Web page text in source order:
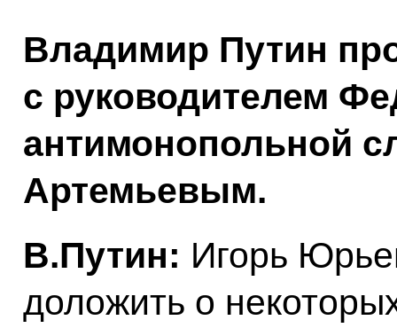
Владимир Путин
с руководителем
антимонопольной
Артемьевым.
В.Путин: Игорь
доложить о